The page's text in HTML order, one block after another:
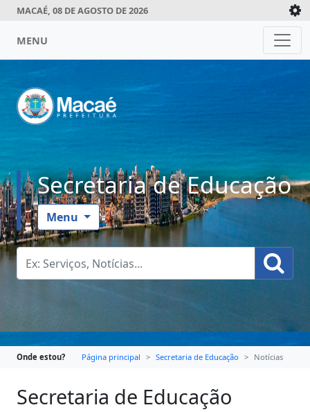
MACAÉ, 08 DE AGOSTO DE 2026
MENU
Secretaria de Educação
Menu
Onde estou? Página principal Secretaria de Educação Notícias
Secretaria de Educação